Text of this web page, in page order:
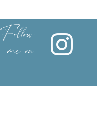
Follow
me on